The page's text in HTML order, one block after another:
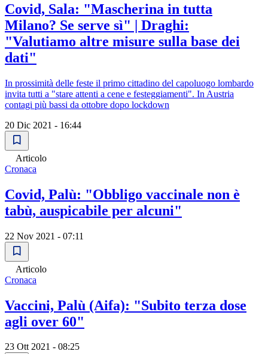
Covid, Sala: "Mascherina in tutta
Milano? Se serve sì" | Draghi:
"Valutiamo altre misure sulla base dei
dati"
In prossimità delle feste il primo cittadino del capoluogo lombardo
invita tutti a "stare attenti a cene e festeggiamenti". In Austria
contagi più bassi da ottobre dopo lockdown
20 Dic 2021 - 16:44
Articolo
Cronaca
Covid, Palù: "Obbligo vaccinale non è
tabù, auspicabile per alcuni"
22 Nov 2021 - 07:11
Articolo
Cronaca
Vaccini, Palù (Aifa): "Subito terza dose
agli over 60"
23 Ott 2021 - 08:25